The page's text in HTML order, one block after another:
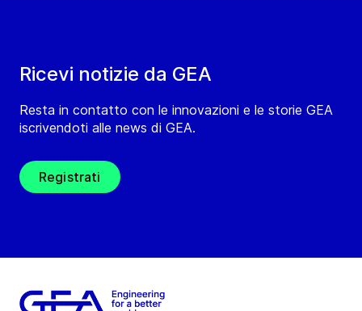
Ricevi notizie da GEA
Resta in contatto con le innovazioni e le storie GEA
iscrivendoti alle news di GEA.
Registrati